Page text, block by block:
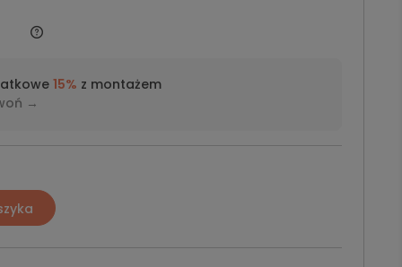
15% z montażem
→